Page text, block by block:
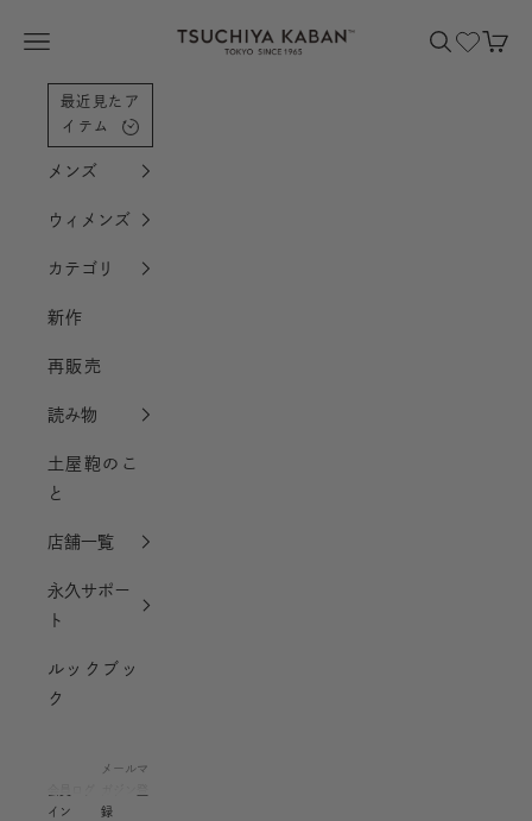
土屋鞄製造所
メニューを開く 検索を開く
カー
最近見たア
イテム
メンズ
ウィメンズ
カテゴリ
新作
再販売
読み物
土屋鞄のこ
と
店舗一覧
永久サポー
ト
ルックブッ
ク
イン
メールマ
録